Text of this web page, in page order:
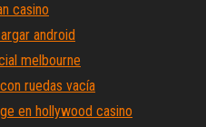
casino
android
melbourne
ruedas vacía
en hollywood casino